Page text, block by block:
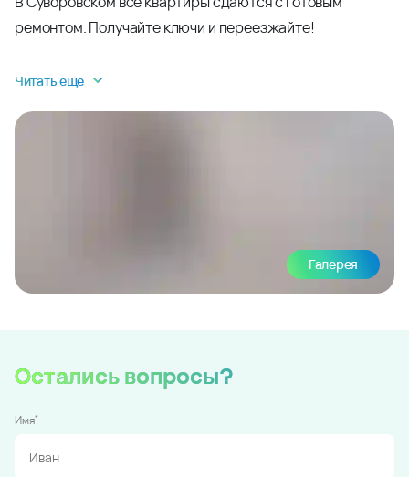
ремонтом. Получайте ключи и переезжайте!
Читать еще
Галерея
Остались вопросы?
Имя*